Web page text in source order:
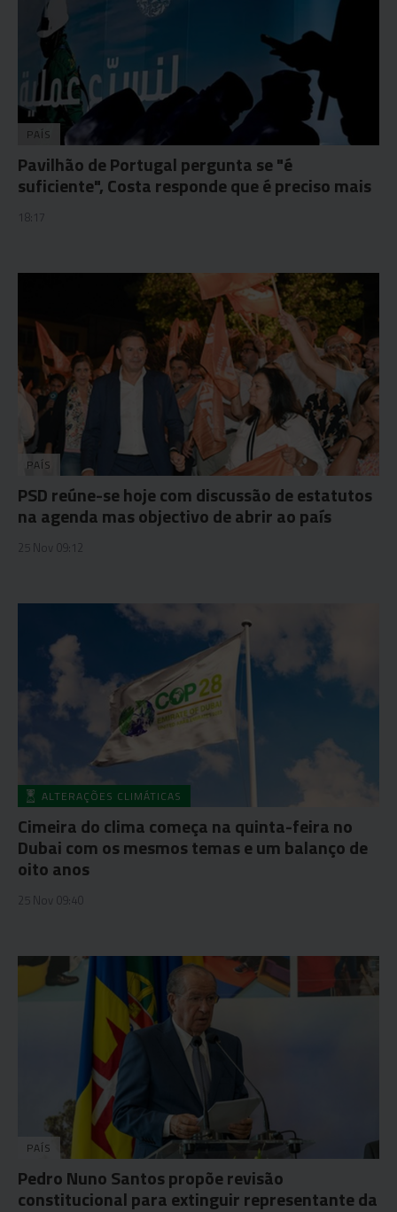
PAÍS
Pavilhão de Portugal pergunta se "é
suficiente", Costa responde que é preciso mais
18:17
PAÍS
PSD reúne-se hoje com discussão de estatutos
na agenda mas objectivo de abrir ao país
25 Nov 09:12
ALTERAÇÕES CLIMÁTICAS
Cimeira do clima começa na quinta-feira no
Dubai com os mesmos temas e um balanço de
oito anos
25 Nov 09:40
PAÍS
Pedro Nuno Santos propõe revisão
constitucional para extinguir representante da